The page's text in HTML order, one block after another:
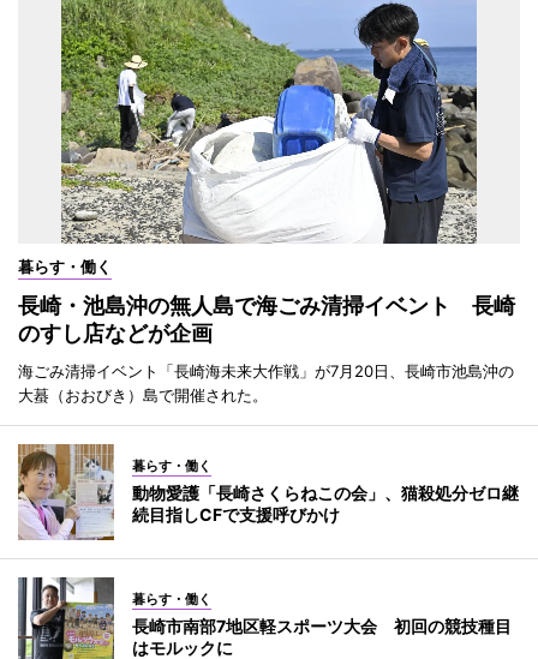
暮らす・働く
長崎・池島沖の無人島で海ごみ清掃イベント 長崎
のすし店などが企画
海ごみ清掃イベント「長崎海未来大作戦」が7月20日、長崎市池島沖の
大蟇（おおびき）島で開催された。
暮らす・働く
動物愛護「長崎さくらねこの会」、猫殺処分ゼロ継
続目指しCFで支援呼びかけ
暮らす・働く
長崎市南部7地区軽スポーツ大会 初回の競技種目
はモルックに